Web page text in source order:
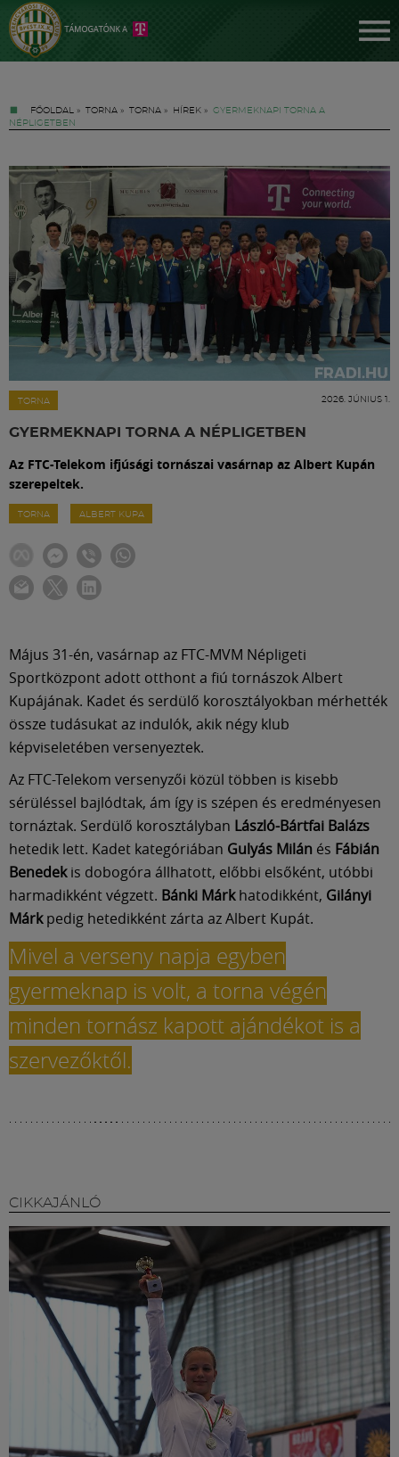
FŐOLDAL » TORNA » TORNA » HÍREK » GYERMEKNAPI TORNA A
NÉPLIGETBEN
TORNA 2026. JÚNIUS 1.
GYERMEKNAPI TORNA A NÉPLIGETBEN
Az FTC-Telekom ifjúsági tornászai vasárnap az Albert Kupán
szerepeltek.
TORNA ALBERT KUPA
Május 31-én, vasárnap az FTC-MVM Népligeti
Sportközpont adott otthont a fiú tornászok Albert
Kupájának. Kadet és serdülő korosztályokban mérhették
össze tudásukat az indulók, akik négy klub
képviseletében versenyeztek.
Az FTC-Telekom versenyzői közül többen is kisebb
sérüléssel bajlódtak, ám így is szépen és eredményesen
tornáztak. Serdülő korosztályban László-Bártfai Balázs
hetedik lett. Kadet kategóriában Gulyás Milán és Fábián
Benedekis dobogóra állhatott, előbbi elsőként, utóbbi
harmadikként végzett. Bánki Márkhatodikként, Gilányi
Márkpedig hetedikként zárta az Albert Kupát.
Mivel a verseny napja egyben
gyermeknap is volt, a torna végén
minden tornász kapott ajándékot is a
szervezőktől.
CIKKAJÁNLÓ
Jegyek
FM YouTube +
Hírek
Labdarúgás
Szakosztályok
Meccscenter
Klub
Shop
Közösség
Múzeum
English